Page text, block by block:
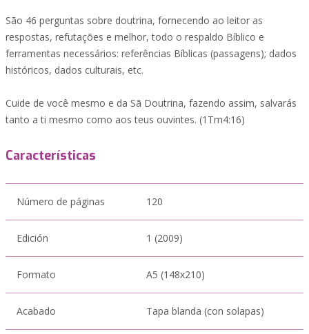
São 46 perguntas sobre doutrina, fornecendo ao leitor as
respostas, refutações e melhor, todo o respaldo Bíblico e
ferramentas necessários: referências Bíblicas (passagens); dados
históricos, dados culturais, etc.
Cuide de você mesmo e da Sã Doutrina, fazendo assim, salvarás
tanto a ti mesmo como aos teus ouvintes. (1Tm4:16)
Características
Número de páginas 120
Edición 1 (2009)
Formato A5 (148x210)
Acabado Tapa blanda (con solapas)